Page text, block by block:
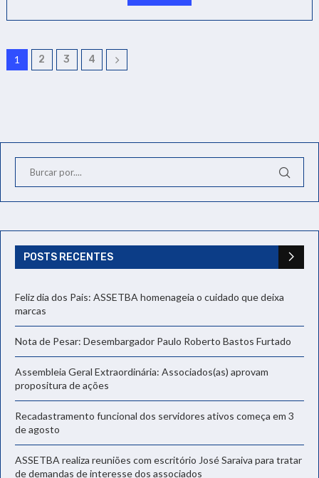
1 2 3 4
POSTS RECENTES
Feliz dia dos Pais: ASSETBA homenageia o cuidado que deixa
marcas
Nota de Pesar: Desembargador Paulo Roberto Bastos Furtado
Assembleia Geral Extraordinária: Associados(as) aprovam
propositura de ações
Recadastramento funcional dos servidores ativos começa em 3
de agosto
ASSETBA realiza reuniões com escritório José Saraiva para tratar
de demandas de interesse dos associados